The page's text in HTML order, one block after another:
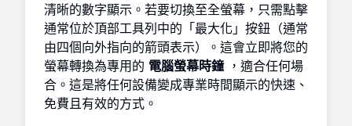
清晰的數字顯示。若要切換至全螢幕，只需點擊
通常位於頂部工具列中的「最大化」按鈕（通常
由四個向外指向的箭頭表示）。這會立即將您的
螢幕轉換為專用的 電腦螢幕時鐘，適合任何場
合。這是將任何設備變成專業時間顯示的快速、
免費且有效的方式。